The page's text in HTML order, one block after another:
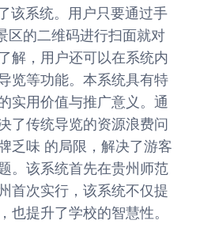
该系统。用户只要通过手
区的二维码进行扫面就对
解，用户还可以在系统内
览等功能。本系统具有特
实用价值与推广意义。通
了传统导览的资源浪费问
乏味 的局限，解决了游客
。该系统首先在贵州师范
首次实行，该系统不仅提
也提升了学校的智慧性。